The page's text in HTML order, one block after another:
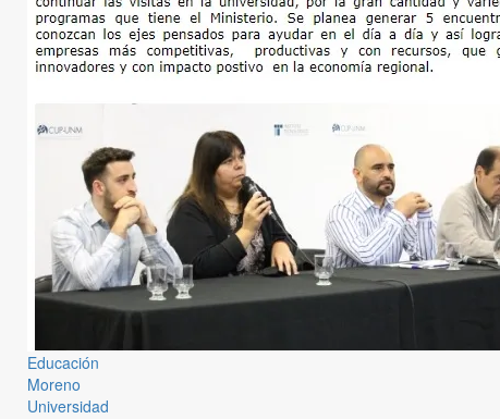
Educación
Moreno
Universidad